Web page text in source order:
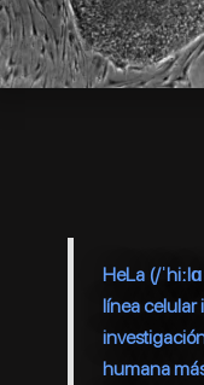
HeLa (/
línea celular
humana